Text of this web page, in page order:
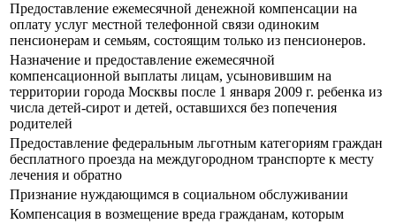
Предоставление ежемесячной денежной компенсации на
оплату услуг местной телефонной связи одиноким
пенсионерам и семьям, состоящим только из пенсионеров.
Назначение и предоставление ежемесячной
компенсационной выплаты лицам, усыновившим на
территории города Москвы после 1 января 2009 г. ребенка из
числа детей-сирот и детей, оставшихся без попечения
родителей
Предоставление федеральным льготным категориям граждан
бесплатного проезда на междугородном транспорте к месту
лечения и обратно
Признание нуждающимся в социальном обслуживании
Компенсация в возмещение вреда гражданам, которым